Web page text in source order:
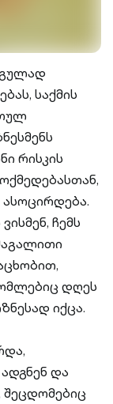
საქმის
რისკის
ასოცირდება.
ჩემს
დღეს
იქცა.
და
შეცდომებიც